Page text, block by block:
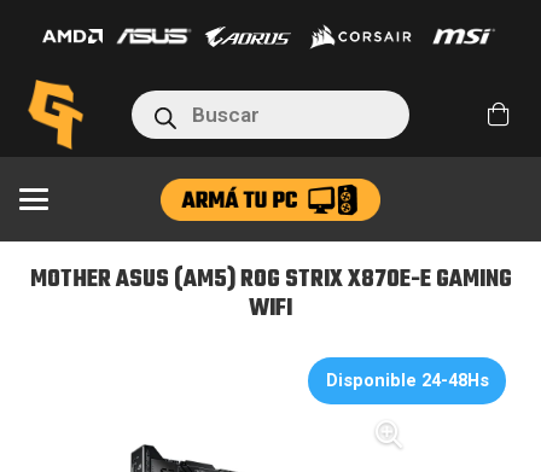
Búsqueda
de
productos
MOTHER ASUS (AM5) ROG STRIX X870E-E GAMING
WIFI
Disponible 24-48Hs
ROG
STRIX
X870E-
E
GAMING
WIFI